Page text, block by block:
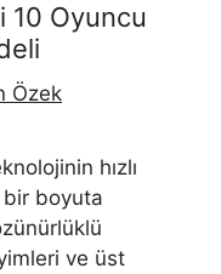
10 Oyuncu
Özek
hızlı
boyuta
ve üst